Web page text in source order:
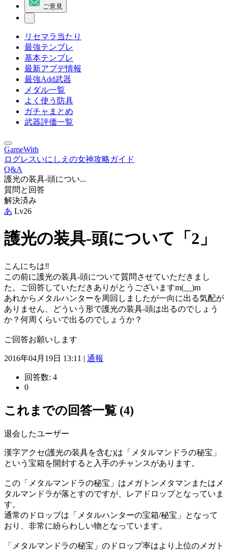
ご意見
リセマラ当たり
最強テンプレ
基本テンプレ
最新アプデ情報
最強Add武器
メダル一覧
よく使う防具
ガチャまとめ
武器評価一覧
GameWith
ログレスいにしえの女神攻略ガイド
Q&A
護光の装具-頭につい...
質問と回答
解決済み
あ Lv26
護光の装具-頭について「2」
こんにちは‼︎
この前に護光の装具-頭について質問させていただきまし
た。ご回答していただきありがとうございますm(__)m
あれからメタルハンターを周回しましたが一向に出る気配が
ありません、どういう形で護光の装具-頭は出るのでしょう
か？何周くらいで出るのでしょうか？
ご回答お願いします
2016年04月19日 13:11 | 通報
回答数: 4
0
これまでの回答一覧 (4)
退会したユーザー
漢字アクセ(護光の装具を含む)は「メタルマンドラの秘宝」
という宝箱を開封すると入手のチャンスがあります。
この「メタルマンドラの秘宝」はメガトンメタマンまたはメ
タルマンドラが落とすのですが、レアドロップとなっていま
す。
通常のドロップは「メタルハンターの宝箱/秘宝」となって
おり、非常に紛らわしい物となっています。
「メタルマンドラの秘宝」のドロップ率はより上位のメガト